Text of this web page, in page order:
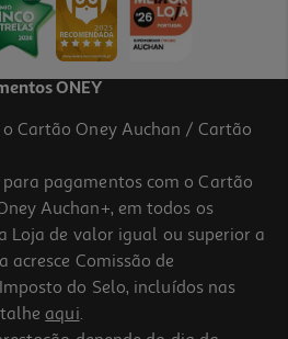
600182460 Preto Q1901
ONEY
Cartão Oney Auchan / Cartão
pagamentos com o Cartão
Auchan+, em todos os
Loja de valor igual ou superior a
acresce Comissão de
do Selo, incluídos nas
aqui.